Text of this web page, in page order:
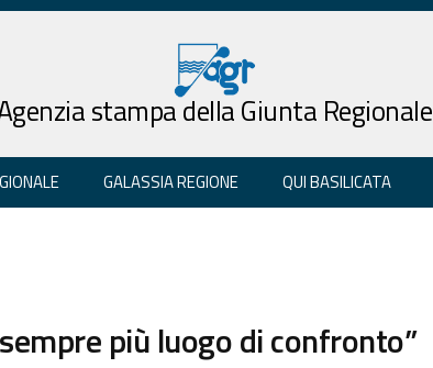
stampa della Giunta Regionale
GALASSIA REGIONE QUI BASILICATA
più luogo di confronto”